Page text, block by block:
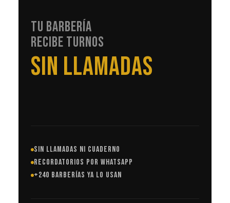
TU BARBERÍA
RECIBE TURNOS
EN AUTOMÁTICO
SIN LLAMADAS NI CUADERNO
RECORDATORIOS POR WHATSAPP
+240 BARBERÍAS YA LO USAN